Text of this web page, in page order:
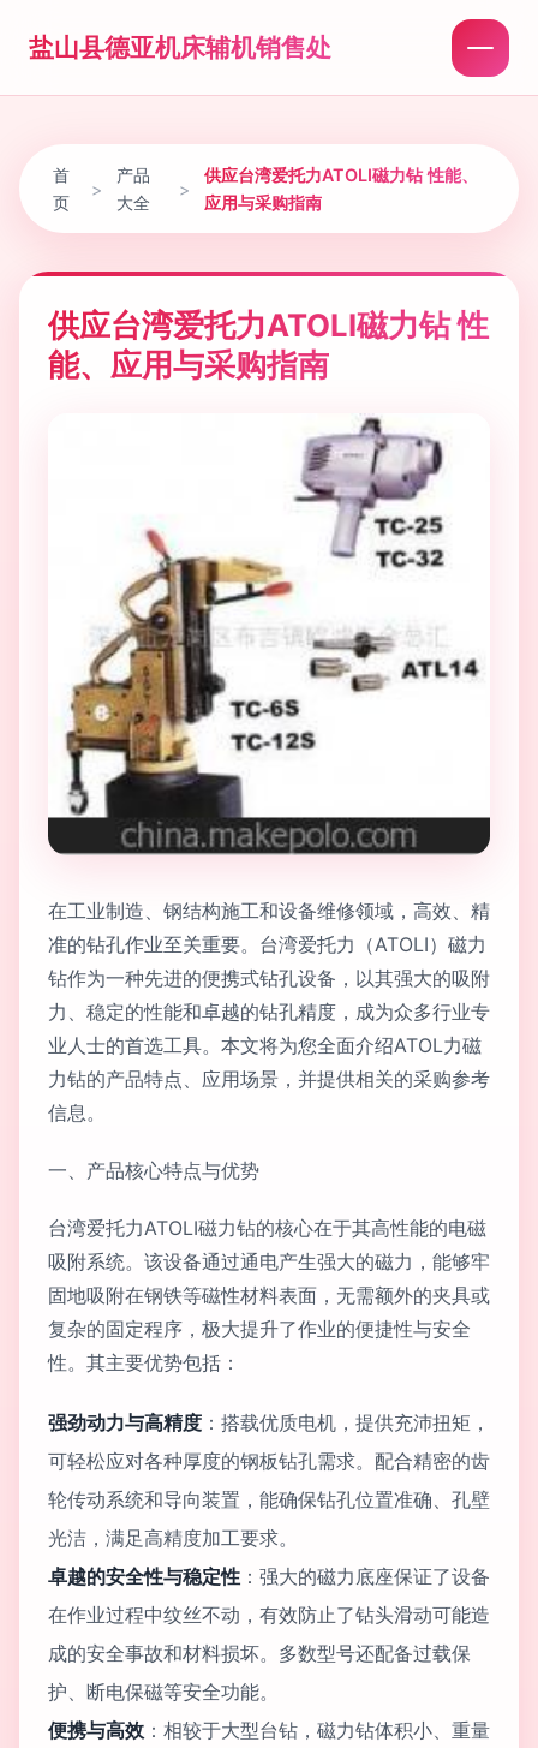
盐山县德亚机床辅机销售处
首
页
>
产品
大全
>
供应台湾爱托力ATOLI磁力钻 性能、
应用与采购指南
供应台湾爱托力ATOLI磁力钻 性
能、应用与采购指南
在工业制造、钢结构施工和设备维修领域，高效、精
准的钻孔作业至关重要。台湾爱托力（ATOLI）磁力
钻作为一种先进的便携式钻孔设备，以其强大的吸附
力、稳定的性能和卓越的钻孔精度，成为众多行业专
业人士的首选工具。本文将为您全面介绍ATOL力磁
力钻的产品特点、应用场景，并提供相关的采购参考
信息。
一、产品核心特点与优势
台湾爱托力ATOLI磁力钻的核心在于其高性能的电磁
吸附系统。该设备通过通电产生强大的磁力，能够牢
固地吸附在钢铁等磁性材料表面，无需额外的夹具或
复杂的固定程序，极大提升了作业的便捷性与安全
性。其主要优势包括：
强劲动力与高精度 ：搭载优质电机，提供充沛扭矩，
可轻松应对各种厚度的钢板钻孔需求。配合精密的齿
轮传动系统和导向装置，能确保钻孔位置准确、孔壁
光洁，满足高精度加工要求。
卓越的安全性与稳定性 ：强大的磁力底座保证了设备
在作业过程中纹丝不动，有效防止了钻头滑动可能造
成的安全事故和材料损坏。多数型号还配备过载保
护、断电保磁等安全功能。
便携与高效 ：相较于大型台钻，磁力钻体积小、重量